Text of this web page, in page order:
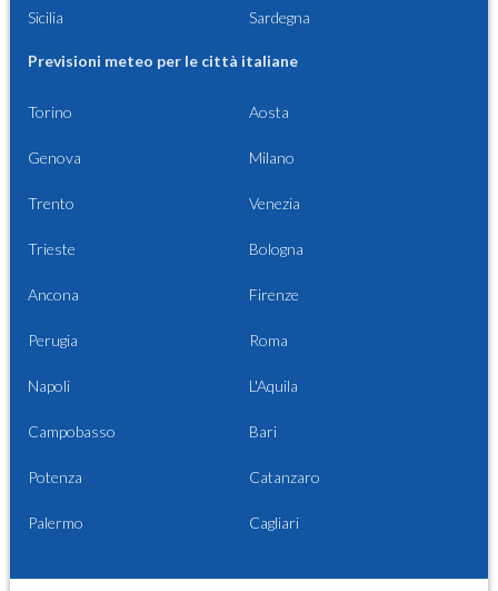
Sicilia Sardegna
Previsioni meteo per le città italiane
Torino Aosta
Genova Milano
Trento Venezia
Trieste Bologna
Ancona Firenze
Perugia Roma
Napoli L'Aquila
Campobasso Bari
Potenza Catanzaro
Palermo Cagliari